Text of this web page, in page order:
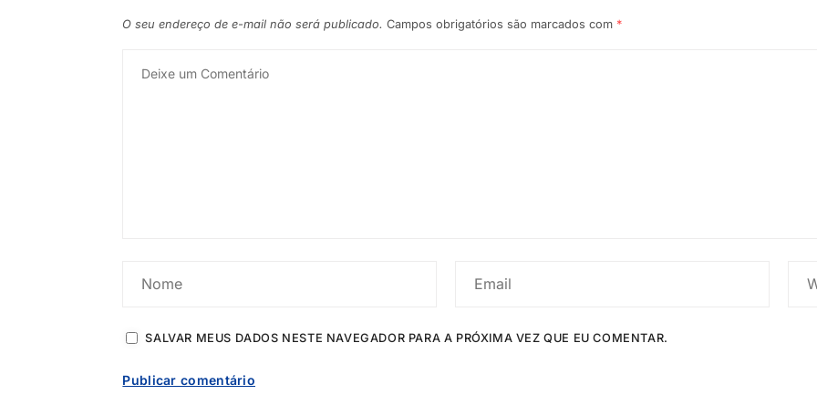
O seu endereço de e-mail não será publicado. Campos obrigatórios são marcados com *
SALVAR MEUS DADOS NESTE NAVEGADOR PARA A PRÓXIMA VEZ QUE EU COMENTAR.